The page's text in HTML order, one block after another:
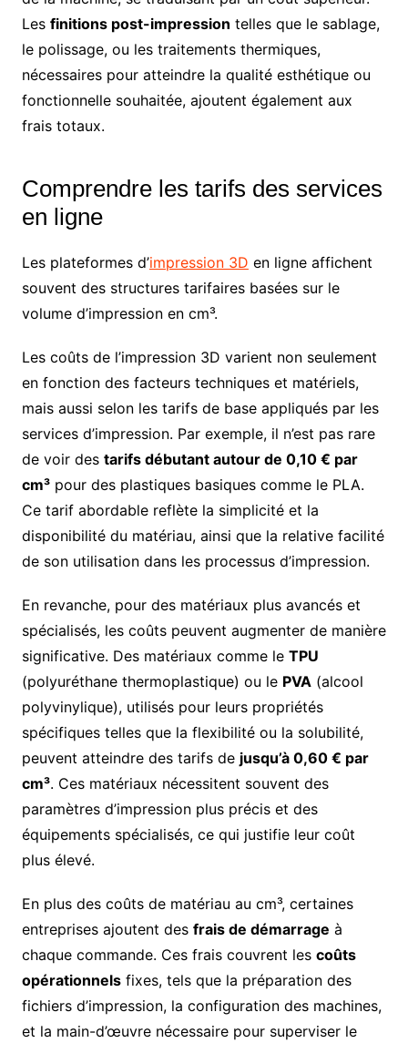
Les finitions post-impression telles que le sablage,
le polissage, ou les traitements thermiques,
nécessaires pour atteindre la qualité esthétique ou
fonctionnelle souhaitée, ajoutent également aux
frais totaux.
Comprendre les tarifs des services
en ligne
Les plateformes d’impression 3D en ligne affichent
souvent des structures tarifaires basées sur le
volume d’impression en cm³.
Les coûts de l’impression 3D varient non seulement
en fonction des facteurs techniques et matériels,
mais aussi selon les tarifs de base appliqués par les
services d’impression. Par exemple, il n’est pas rare
de voir des tarifs débutant autour de 0,10 € par
cm³pour des plastiques basiques comme le PLA.
Ce tarif abordable reflète la simplicité et la
disponibilité du matériau, ainsi que la relative facilité
de son utilisation dans les processus d’impression.
En revanche, pour des matériaux plus avancés et
spécialisés, les coûts peuvent augmenter de manière
significative. Des matériaux comme le TPU
(polyuréthane thermoplastique) ou le PVA(alcool
polyvinylique), utilisés pour leurs propriétés
spécifiques telles que la flexibilité ou la solubilité,
peuvent atteindre des tarifs de jusqu’à 0,60 € par
cm³. Ces matériaux nécessitent souvent des
paramètres d’impression plus précis et des
équipements spécialisés, ce qui justifie leur coût
plus élevé.
En plus des coûts de matériau au cm³, certaines
entreprises ajoutent des frais de démarrage à
chaque commande. Ces frais couvrent les coûts
opérationnelsfixes, tels que la préparation des
fichiers d’impression, la configuration des machines,
et la main-d’œuvre nécessaire pour superviser le